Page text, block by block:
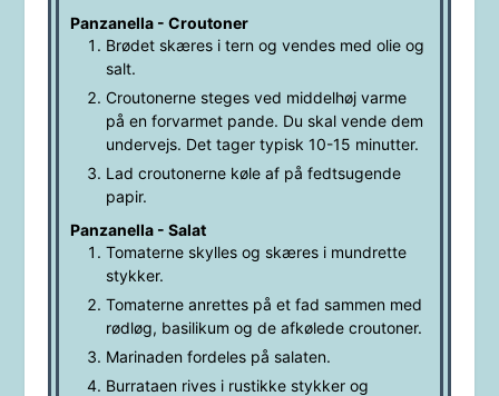
Panzanella - Croutoner
Brødet skæres i tern og vendes med olie og
salt.
Croutonerne steges ved middelhøj varme
på en forvarmet pande. Du skal vende dem
undervejs. Det tager typisk 10-15 minutter.
Lad croutonerne køle af på fedtsugende
papir.
Panzanella - Salat
Tomaterne skylles og skæres i mundrette
stykker.
Tomaterne anrettes på et fad sammen med
rødløg, basilikum og de afkølede croutoner.
Marinaden fordeles på salaten.
Burrataen rives i rustikke stykker og